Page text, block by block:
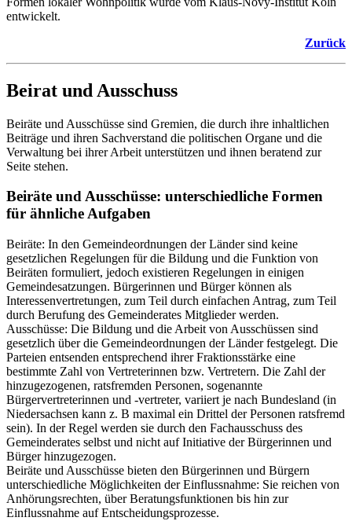
entwickelt.
Zurück
Beirat und Ausschuss
Beiräte und Ausschüsse sind Gremien, die durch ihre inhaltlichen
Beiträge und ihren Sachverstand die politischen Organe und die
Verwaltung bei ihrer Arbeit unterstützen und ihnen beratend zur
Seite stehen.
Beiräte und Ausschüsse: unterschiedliche Formen
für ähnliche Aufgaben
Beiräte: In den Gemeindeordnungen der Länder sind keine
gesetzlichen Regelungen für die Bildung und die Funktion von
Beiräten formuliert, jedoch existieren Regelungen in einigen
Gemeindesatzungen. Bürgerinnen und Bürger können als
Interessenvertretungen, zum Teil durch einfachen Antrag, zum Teil
durch Berufung des Gemeinderates Mitglieder werden.
Ausschüsse: Die Bildung und die Arbeit von Ausschüssen sind
gesetzlich über die Gemeindeordnungen der Länder festgelegt. Die
Parteien entsenden entsprechend ihrer Fraktionsstärke eine
bestimmte Zahl von Vertreterinnen bzw. Vertretern. Die Zahl der
hinzugezogenen, ratsfremden Personen, sogenannte
Bürgervertreterinnen und -vertreter, variiert je nach Bundesland (in
Niedersachsen kann z. B maximal ein Drittel der Personen ratsfremd
sein). In der Regel werden sie durch den Fachausschuss des
Gemeinderates selbst und nicht auf Initiative der Bürgerinnen und
Bürger hinzugezogen.
Beiräte und Ausschüsse bieten den Bürgerinnen und Bürgern
unterschiedliche Möglichkeiten der Einflussnahme: Sie reichen von
Anhörungsrechten, über Beratungsfunktionen bis hin zur
Einflussnahme auf Entscheidungsprozesse.